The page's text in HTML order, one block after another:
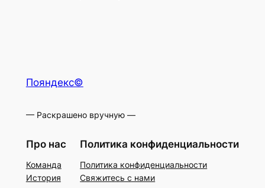
Пояндекс©
— Раскрашено вручную —
Про нас
Команда
История
Политика конфиденциальности
Политика конфиденциальности
Свяжитесь с нами